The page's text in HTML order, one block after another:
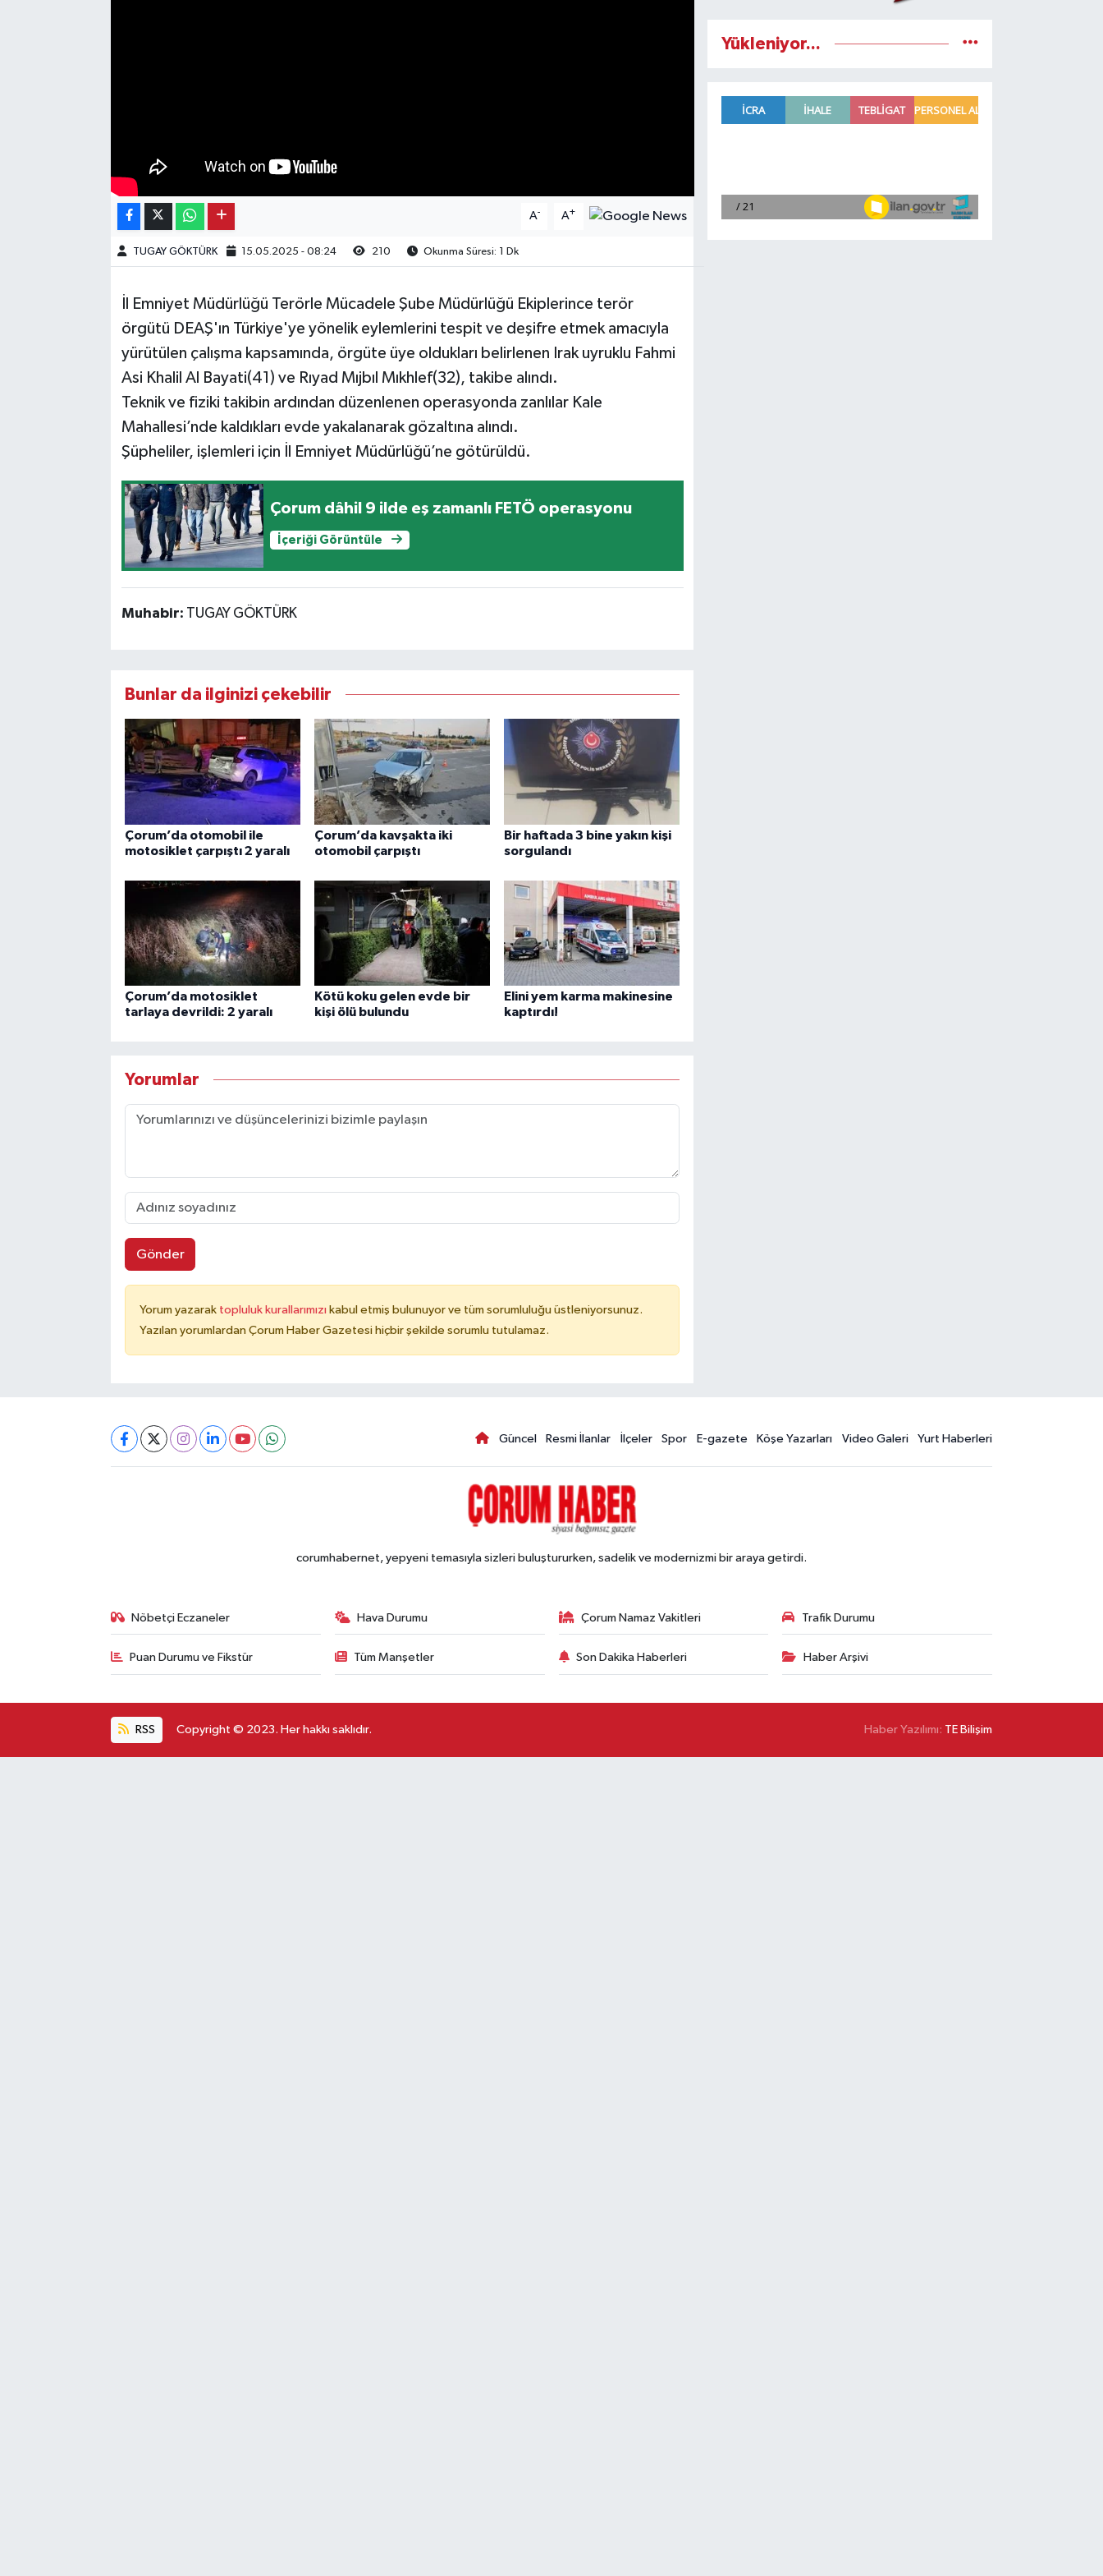
A- A+
TUGAY GÖKTÜRK 15.05.2025 - 08:24 210 Okunma Süresi: 1 Dk
İl Emniyet Müdürlüğü Terörle Mücadele Şube Müdürlüğü Ekiplerince terör
örgütü DEAŞ'ın Türkiye'ye yönelik eylemlerini tespit ve deşifre etmek amacıyla
yürütülen çalışma kapsamında, örgüte üye oldukları belirlenen Irak uyruklu Fahmi
Asi Khalil Al Bayati(41) ve Rıyad Mıjbıl Mıkhlef(32), takibe alındı.
Teknik ve fiziki takibin ardından düzenlenen operasyonda zanlılar Kale
Mahallesi’nde kaldıkları evde yakalanarak gözaltına alındı.
Şüpheliler, işlemleri için İl Emniyet Müdürlüğü’ne götürüldü.
Çorum dâhil 9 ilde eş zamanlı FETÖ operasyonu
İçeriği Görüntüle
Muhabir: TUGAY GÖKTÜRK
Bunlar da ilginizi çekebilir
Çorum’da otomobil ile
motosiklet çarpıştı 2 yaralı
Çorum’da kavşakta iki
otomobil çarpıştı
Bir haftada 3 bine yakın kişi
sorgulandı
Çorum’da motosiklet
tarlaya devrildi: 2 yaralı
Kötü koku gelen evde bir
kişi ölü bulundu
Elini yem karma makinesine
kaptırdı!
Yorumlar
Gönder
Yorum yazarak topluluk kurallarımızı kabul etmiş bulunuyor ve tüm sorumluluğu üstleniyorsunuz.
Yazılan yorumlardan Çorum Haber Gazetesi hiçbir şekilde sorumlu tutulamaz.
Yükleniyor...
Güncel Resmi İlanlar İlçeler Spor E-gazete Köşe Yazarları Video Galeri Yurt Haberleri
corumhabernet, yepyeni temasıyla sizleri buluştururken, sadelik ve modernizmi bir araya getirdi.
Nöbetçi Eczaneler Hava Durumu Çorum Namaz Vakitleri Trafik Durumu
Puan Durumu ve Fikstür Tüm Manşetler Son Dakika Haberleri Haber Arşivi
RSS Copyright © 2023. Her hakkı saklıdır. Haber Yazılımı: TE Bilişim